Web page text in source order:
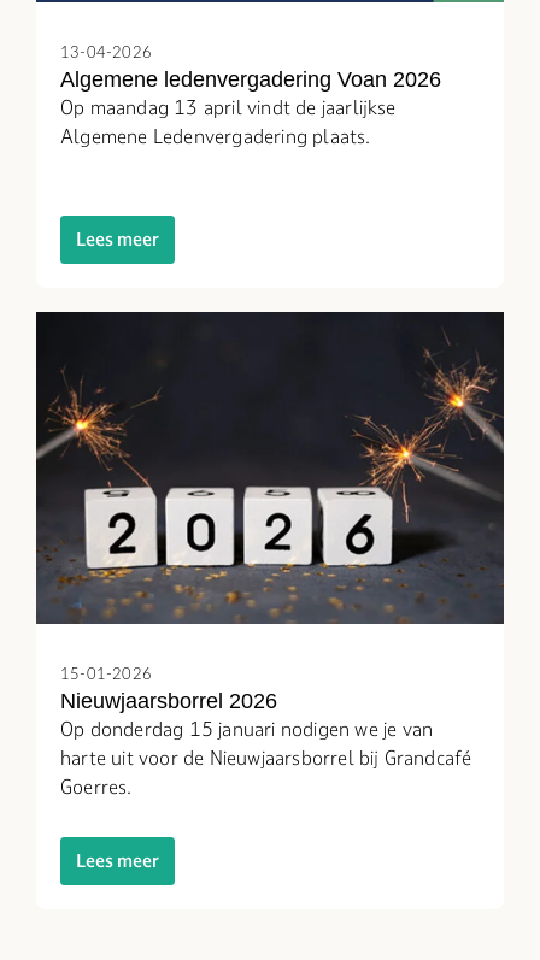
13-04-2026
Algemene ledenvergadering Voan 2026
Op maandag 13 april vindt de jaarlijkse
Algemene Ledenvergadering plaats.
Lees meer
15-01-2026
Nieuwjaarsborrel 2026
Op donderdag 15 januari nodigen we je van
harte uit voor de Nieuwjaarsborrel bij Grandcafé
Goerres.
Lees meer